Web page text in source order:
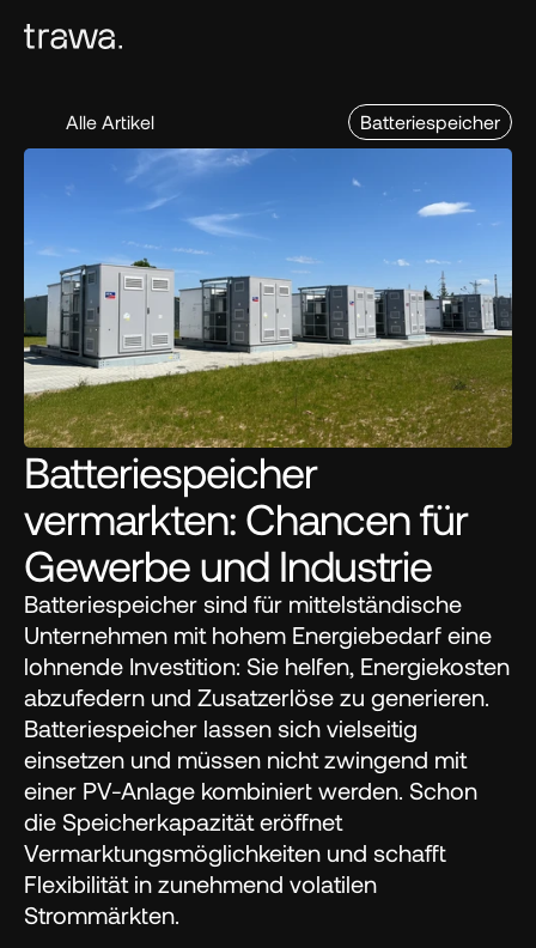
Alle Artikel Batteriespeicher
Batteriespeicher
vermarkten: Chancen für
Gewerbe und Industrie
Batteriespeicher sind für mittelständische
Unternehmen mit hohem Energiebedarf eine
lohnende Investition: Sie helfen, Energiekosten
abzufedern und Zusatzerlöse zu generieren.
Batteriespeicher lassen sich vielseitig
einsetzen und müssen nicht zwingend mit
einer PV-Anlage kombiniert werden. Schon
die Speicherkapazität eröffnet
Vermarktungsmöglichkeiten und schafft
Flexibilität in zunehmend volatilen
Strommärkten.